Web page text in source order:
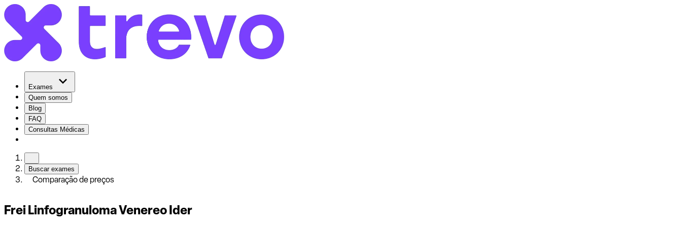
Exames
Quem somos
Blog
FAQ
Consultas Médicas
Buscar exames
Comparação de preços
Frei Linfogranuloma Venereo Ider